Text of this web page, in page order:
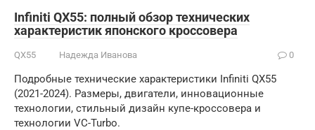
Infiniti QX55: полный обзор технических
характеристик японского кроссовера
QX55 Надежда Иванова 0
Подробные технические характеристики Infiniti QX55
(2021-2024). Размеры, двигатели, инновационные
технологии, стильный дизайн купе-кроссовера и
технологии VC-Turbo.